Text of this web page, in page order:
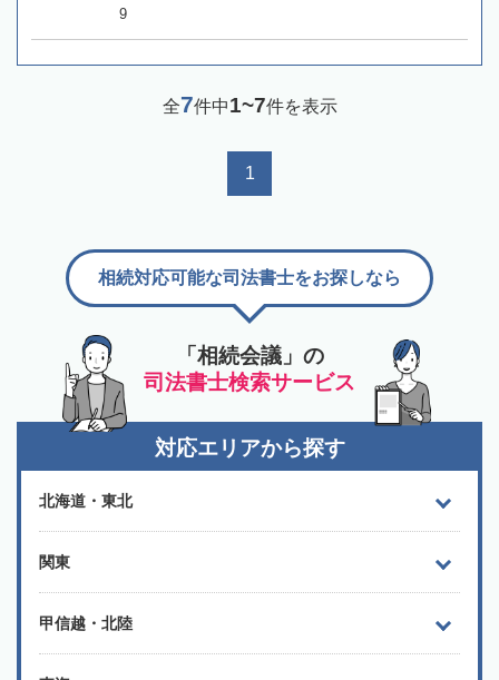
9
全7件中1~7件を表示
1
「相続会議」の
司法書士検索サービス
相続対応可能な司法書士をお探しなら
対応エリアから探す
北海道・東北
関東
甲信越・北陸